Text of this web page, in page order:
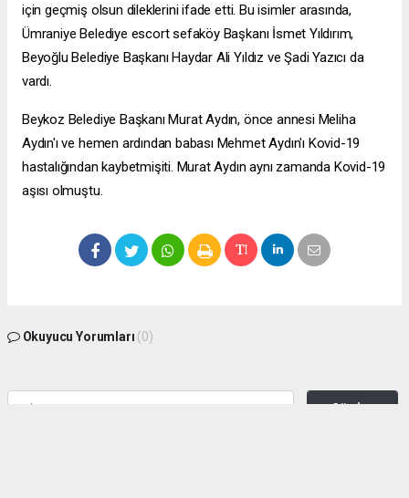
için geçmiş olsun dileklerini ifade etti. Bu isimler arasında,
Ümraniye Belediye escort sefaköyBaşkanı İsmet Yıldırım,
Beyoğlu Belediye Başkanı Haydar Ali Yıldız ve Şadi Yazıcı da
vardı.
Beykoz Belediye Başkanı Murat Aydın, önce annesi Meliha
Aydın'ı ve hemen ardından babası Mehmet Aydın'ı Kovid-19
hastalığından kaybetmişiti. Murat Aydın aynı zamanda Kovid-19
aşısı olmuştu.
Okuyucu Yorumları (0)
Gönder